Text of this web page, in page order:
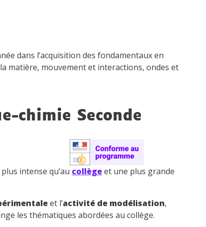
dans l’acquisition des fondamentaux en
matière, mouvement et interactions, ondes et
chimie Seconde
intense qu’au collègeet une plus grande
et l’activité de modélisation,
les thématiques abordées au collège.